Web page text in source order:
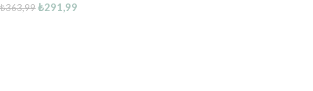
₺363,99₺291,99